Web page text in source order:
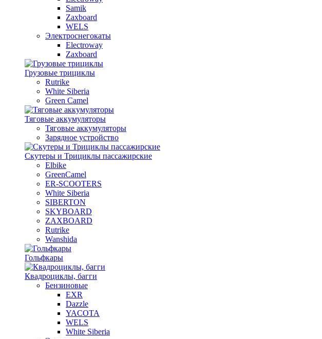
Samik
Zaxboard
WELS
Электроснегокаты
Electroway
Zaxboard
Грузовые трициклы
Rutrike
White Siberia
Green Camel
Тяговые аккумуляторы
Тяговые аккумуляторы
Зарядное устройство
Скутеры и Трициклы пассажирские
Elbike
GreenCamel
ER-SCOOTERS
White Siberia
SIBERTON
SKYBOARD
ZAXBOARD
Rutrike
Wanshida
Гольфкары
Квадроциклы, багги
Бензиновые
EXR
Dazzle
YACOTA
WELS
White Siberia